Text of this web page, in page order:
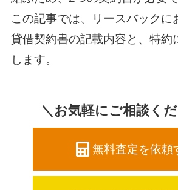
この記事では、リースバックに
貸借契約書の記載内容と、特約
します。
＼お気軽にご相談く
無料査定を依頼